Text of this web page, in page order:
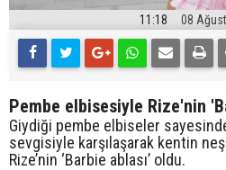
11:18 08
Pembe elbisesiyle Rize'nin
Giydiği pembe elbiseler
sevgisiyle karşılaşarak kentin
Rize’nin ‘Barbie ablası’ oldu.